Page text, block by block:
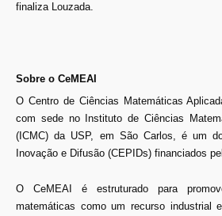
finaliza Louzada.
Sobre o CeMEAI
O Centro de Ciências Matemáticas
com sede no Instituto de Ciências
(ICMC) da USP, em São Carlos, é um
Inovação e Difusão (CEPIDs) financiados
O CeMEAI é estruturado para
matemáticas como um recurso industrial